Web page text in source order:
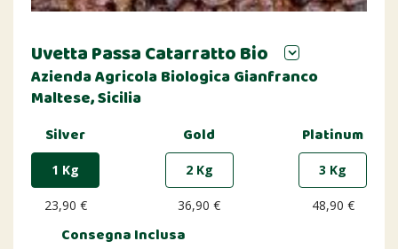
Uvetta Passa Catarratto Bio
Azienda Agricola Biologica Gianfranco
Maltese, Sicilia
Silver
1 Kg
23,90 €
Gold
2 Kg
36,90 €
Platinum
3 Kg
48,90 €
Consegna Inclusa